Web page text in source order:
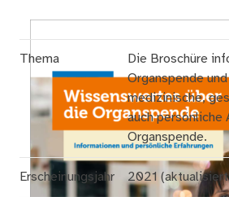
Thema
Die Broschüre
Organspende
medizinische,
auch persönliche
Organspende.
Erscheinungsjahr 2021